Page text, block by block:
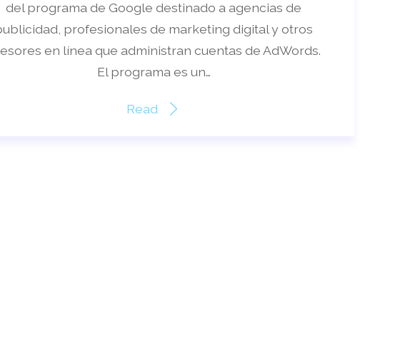
del programa de Google destinado a agencias de
profesionales de marketing digital y otros
en línea que administran cuentas de AdWords.
El programa es un…
Read